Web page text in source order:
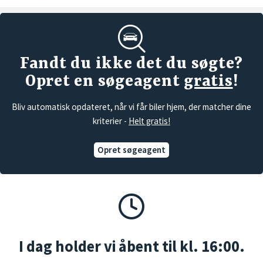
Fandt du ikke det du søgte?
Opret en søgeagent gratis!
Bliv automatisk opdateret, når vi får biler hjem, der matcher dine
kriterier - Helt gratis!
Opret søgeagent
I dag holder vi åbent til kl. 16:00.